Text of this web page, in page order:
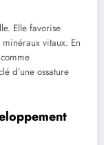
Elle favorise
vitaux. En
d’une ossature